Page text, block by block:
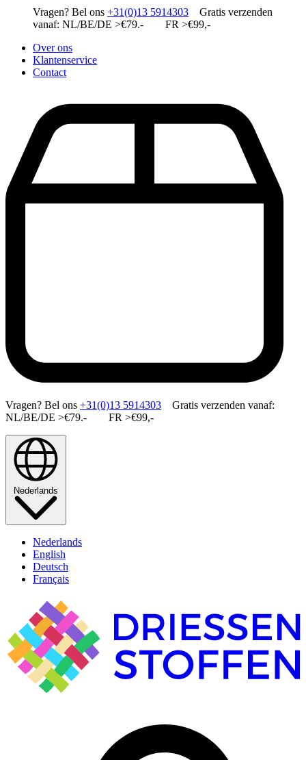
Vragen? Bel ons +31(0)13 5914303 Gratis verzenden
vanaf: NL/BE/DE >€79.- FR >€99,-
Over ons
Klantenservice
Contact
Vragen? Bel ons +31(0)13 5914303 Gratis verzenden vanaf:
NL/BE/DE >€79.- FR >€99,-
Nederlands
Nederlands
English
Deutsch
Français